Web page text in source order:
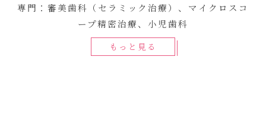
専門：審美歯科（セラミック治療）、マイクロスコ
ープ精密治療、小児歯科
もっと見る